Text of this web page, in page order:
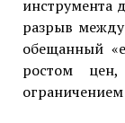
инструмента
разрыв
обещанный
ростом